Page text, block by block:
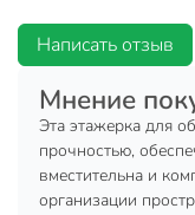
использовании
нагрузка – 20
конструкцию от
процессов из-за
Включенные в
предохранят
всей конструкции
Написать отзыв
Мнение
Эта этажерка для
прочностью,
вместительна и
организации